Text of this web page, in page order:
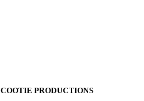
COOTIE PRODUCTIONS